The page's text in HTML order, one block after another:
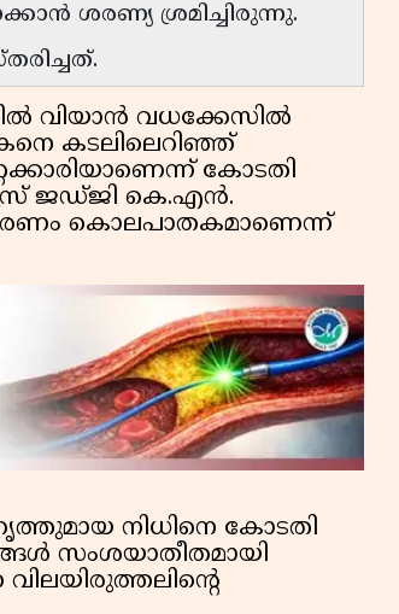
ശരണ്യ ശ്രമിച്ചിരുന്നു.
വിയാൻ വധക്കേസിൽ
കടലിലെറിഞ്ഞ്
കോടതി
ജഡ്ജി കെ.എൻ.
മരണം കൊലപാതകമാണെന്ന്
നിധിനെ കോടതി
സംശയാതീതമായി